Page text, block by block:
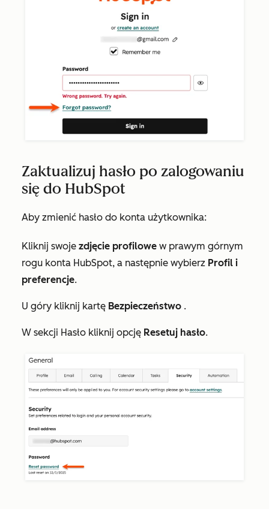
Zaktualizuj hasło po zalogowaniu
się do HubSpot
Aby zmienić hasło do konta użytkownika:
Kliknij swoje zdjęcie profilowe w prawym górnym
rogu konta HubSpot, a następnie wybierz Profil i
preferencje.
U góry kliknij kartę Bezpieczeństwo .
W sekcji Hasło kliknij opcję Resetuj hasło.